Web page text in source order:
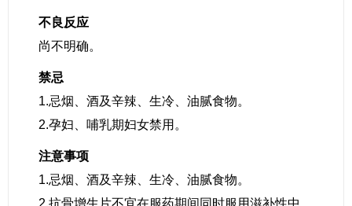
不良反应
尚不明确。
禁忌
1.忌烟、酒及辛辣、生冷、油腻食物。
2.孕妇、哺乳期妇女禁用。
注意事项
1.忌烟、酒及辛辣、生冷、油腻食物。
2.抗骨增生片不宜在服药期间同时服用滋补性中